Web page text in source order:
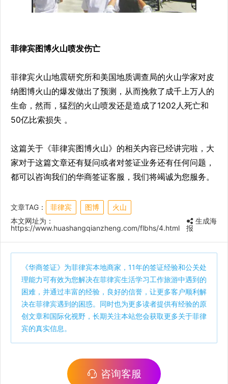
菲律宾图博火山喷发伤亡
菲律宾火山地震研究所和美国地质调查局的火山学家对皮
纳图博火山的爆发做出了预测，从而挽救了成千上万人的
生命，然而，猛烈的火山喷发还是造成了1202人死亡和
50亿比索损失 。
这篇关于《菲律宾图博火山》的相关内容已经讲完啦，大
家对于这篇文章还有疑问或者对签证业务还有任何问题，
都可以咨询我们的华商签证客服，我们将竭诚为您服务。
文章TAG： 菲律宾 图博
火山
本文网址为：
https://www.huashangqianzheng.com/flbhs/4.html
生成海
报
《华商签证》为菲律宾本地商家，11年的签证经验和公关处
理能力可有效为您解决在菲律宾生活学习工作旅游中遇到的
困难，并通过丰富的经验，良好的信誉，让更多客户顺利解
决在菲律宾遇到的困惑。同时也为更多读者提供有经验的原
创文章和国际化视野，长期关注本站您会获取更多关于菲律
宾的真实信息。
咨询客服